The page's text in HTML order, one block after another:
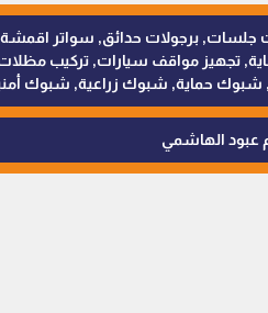
سيارات, مظلات مواقف, مظلات جلسات, برجولات
مواقف سيارات, تركيب مظلات,
شبوك حماية, شبوك زراعية, شبوك
عبود الهاشمي